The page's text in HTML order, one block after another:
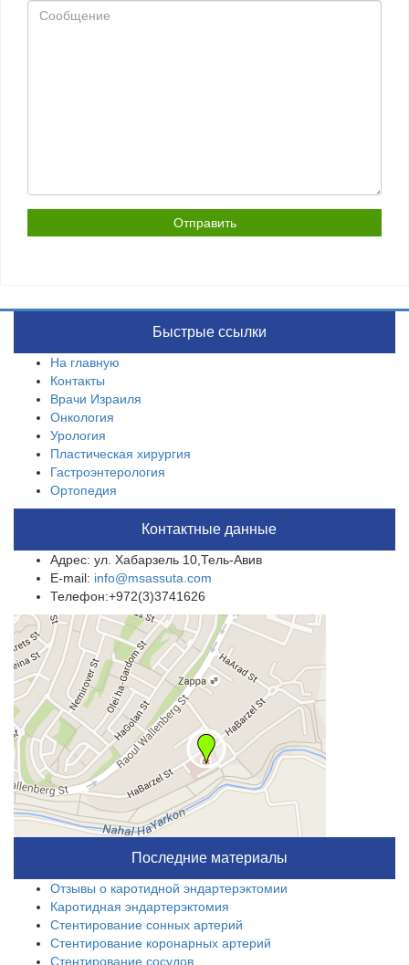
Сообщение
Быстрые ссылки
На главную
Контакты
Врачи Израиля
Онкология
Урология
Пластическая хирургия
Гастроэнтерология
Ортопедия
Контактные данные
Адрес: ул. Хабарзель 10,Тель-Авив
E-mail: info@msassuta.com
Телефон:+972(3)3741626
Последние материалы
Отзывы о каротидной эндартерэктомии
Каротидная эндартерэктомия
Стентирование сонных артерий
Стентирование коронарных артерий
Стентирование сосудов